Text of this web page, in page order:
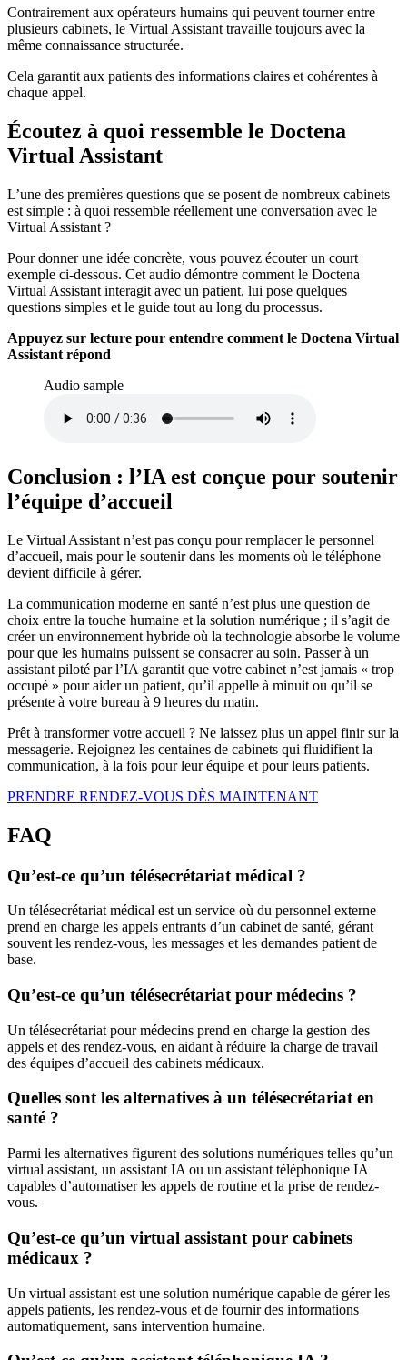
Contrairement aux opérateurs humains qui peuvent tourner entre
plusieurs cabinets, le Virtual Assistant travaille toujours avec la
même connaissance structurée.
Cela garantit aux patients des informations claires et cohérentes à
chaque appel.
Écoutez à quoi ressemble le Doctena
Virtual Assistant
L’une des premières questions que se posent de nombreux cabinets
est simple : à quoi ressemble réellement une conversation avec le
Virtual Assistant ?
Pour donner une idée concrète, vous pouvez écouter un court
exemple ci-dessous. Cet audio démontre comment le Doctena
Virtual Assistant interagit avec un patient, lui pose quelques
questions simples et le guide tout au long du processus.
Appuyez sur lecture pour entendre comment le Doctena Virtual
Assistant répond
Audio sample
Conclusion : l’IA est conçue pour soutenir
l’équipe d’accueil
Le Virtual Assistant n’est pas conçu pour remplacer le personnel
d’accueil, mais pour le soutenir dans les moments où le téléphone
devient difficile à gérer.
La communication moderne en santé n’est plus une question de
choix entre la touche humaine et la solution numérique ; il s’agit de
créer un environnement hybride où la technologie absorbe le volume
pour que les humains puissent se consacrer au soin. Passer à un
assistant piloté par l’IA garantit que votre cabinet n’est jamais « trop
occupé » pour aider un patient, qu’il appelle à minuit ou qu’il se
présente à votre bureau à 9 heures du matin.
Prêt à transformer votre accueil ? Ne laissez plus un appel finir sur la
messagerie. Rejoignez les centaines de cabinets qui fluidifient la
communication, à la fois pour leur équipe et pour leurs patients.
PRENDRE RENDEZ-VOUS DÈS MAINTENANT
FAQ
Qu’est-ce qu’un télésecrétariat médical ?
Un télésecrétariat médical est un service où du personnel externe
prend en charge les appels entrants d’un cabinet de santé, gérant
souvent les rendez-vous, les messages et les demandes patient de
base.
Qu’est-ce qu’un télésecrétariat pour médecins ?
Un télésecrétariat pour médecins prend en charge la gestion des
appels et des rendez-vous, en aidant à réduire la charge de travail
des équipes d’accueil des cabinets médicaux.
Quelles sont les alternatives à un télésecrétariat en
santé ?
Parmi les alternatives figurent des solutions numériques telles qu’un
virtual assistant, un assistant IA ou un assistant téléphonique IA
capables d’automatiser les appels de routine et la prise de rendez-
vous.
Qu’est-ce qu’un virtual assistant pour cabinets
médicaux ?
Un virtual assistant est une solution numérique capable de gérer les
appels patients, les rendez-vous et de fournir des informations
automatiquement, sans intervention humaine.